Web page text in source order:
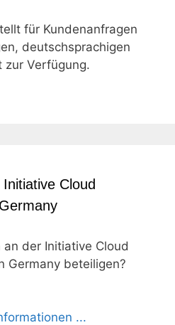
für Kundenanfragen
deutschsprachigen
zur Verfügung.
Cloud
an der Initiative Cloud
Germany beteiligen?
...